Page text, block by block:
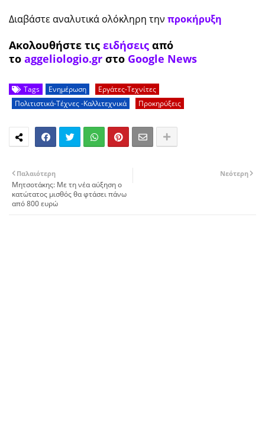
Διαβάστε αναλυτικά ολόκληρη την προκήρυξη
Ακολουθήστε τις ειδήσεις από
το aggeliologio.gr στο Google News
Tags Ενημέρωση
Εργάτες-Τεχνίτες
Πολιτιστικά-Τέχνες -Καλλιτεχνικά
Προκηρύξεις
Νεότερη
Παλαιότερη
Μητσοτάκης: Με τη νέα αύξηση ο
κατώτατος μισθός θα φτάσει πάνω
από 800 ευρώ